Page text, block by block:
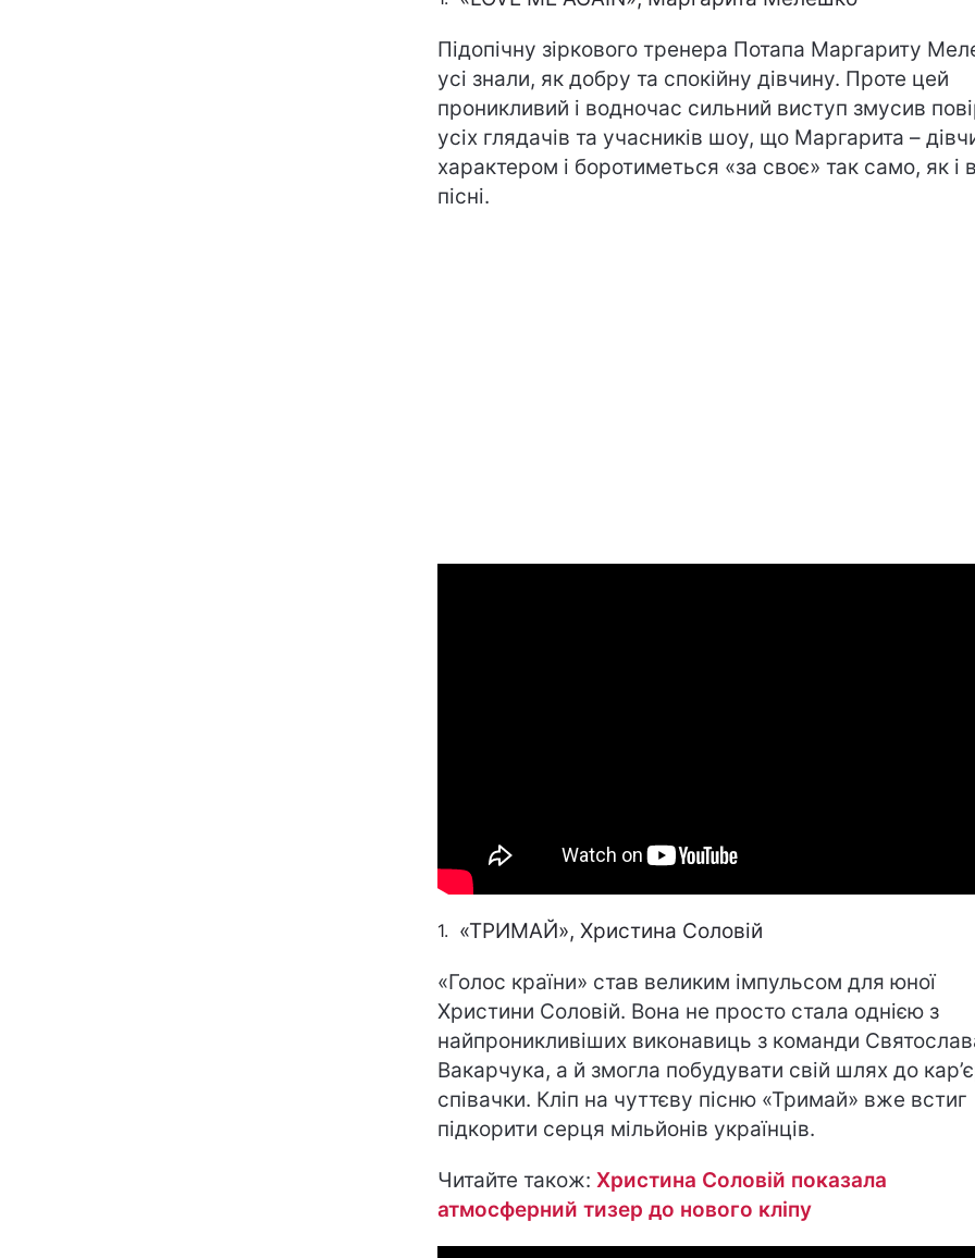
Підопічну зіркового тренера Потапа Маргариту
усі знали, як добру та спокійну дівчину. Проте цей
проникливий і водночас сильний виступ змусив
усіх глядачів та учасників шоу, що Маргарита –
характером і боротиметься «за своє» так само, як і в
пісні.
«ТРИМАЙ», Христина Соловій
«Голос країни» став великим імпульсом для юної
Христини Соловій. Вона не просто стала однією з
найпроникливіших виконавиць з команди
Вакарчука, а й змогла побудувати свій шлях до
співачки. Кліп на чуттєву пісню «Тримай» вже встиг
підкорити серця мільйонів українців.
Читайте також: Христина Соловій показала
атмосферний тизер до нового кліпу